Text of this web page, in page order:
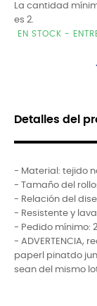
La cantidad
es 2.
EN STOCK -
Detalles del
- Material: tejido
- Tamaño del
- Relación del
- Resistente y
- Pedido mínimo:
- ADVERTENCIA,
paperl pinatdo
sean del mismo